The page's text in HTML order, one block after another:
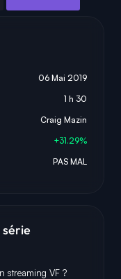
06 Mai 2019
1 h 30
Craig Mazin
+31.29%
PAS MAL
streaming VF ?